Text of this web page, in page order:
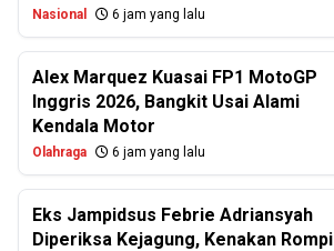
Nasional 6 jam yang lalu
Alex Marquez Kuasai FP1 MotoGP
Inggris 2026, Bangkit Usai Alami
Kendala Motor
Olahraga 6 jam yang lalu
Eks Jampidsus Febrie Adriansyah
Diperiksa Kejagung, Kenakan Rompi